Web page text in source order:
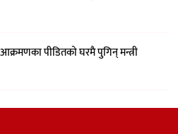
पीडितको घरमै पुगिन् मन्त्री